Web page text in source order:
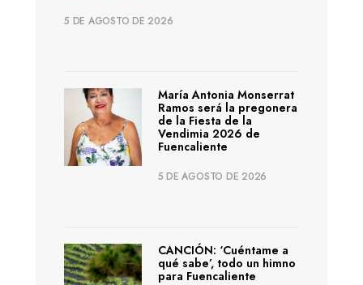
5 DE AGOSTO DE 2026
María Antonia Monserrat
Ramos será la pregonera
de la Fiesta de la
Vendimia 2026 de
Fuencaliente
5 DE AGOSTO DE 2026
CANCIÓN: ‘Cuéntame a
qué sabe’, todo un himno
para Fuencaliente